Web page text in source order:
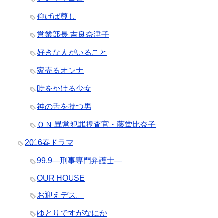
仰げば尊し
営業部長 吉良奈津子
好きな人がいること
家売るオンナ
時をかける少女
神の舌を持つ男
ＯＮ 異常犯罪捜査官・藤堂比奈子
2016春ドラマ
99.9―刑事専門弁護士―
OUR HOUSE
お迎えデス。
ゆとりですがなにか